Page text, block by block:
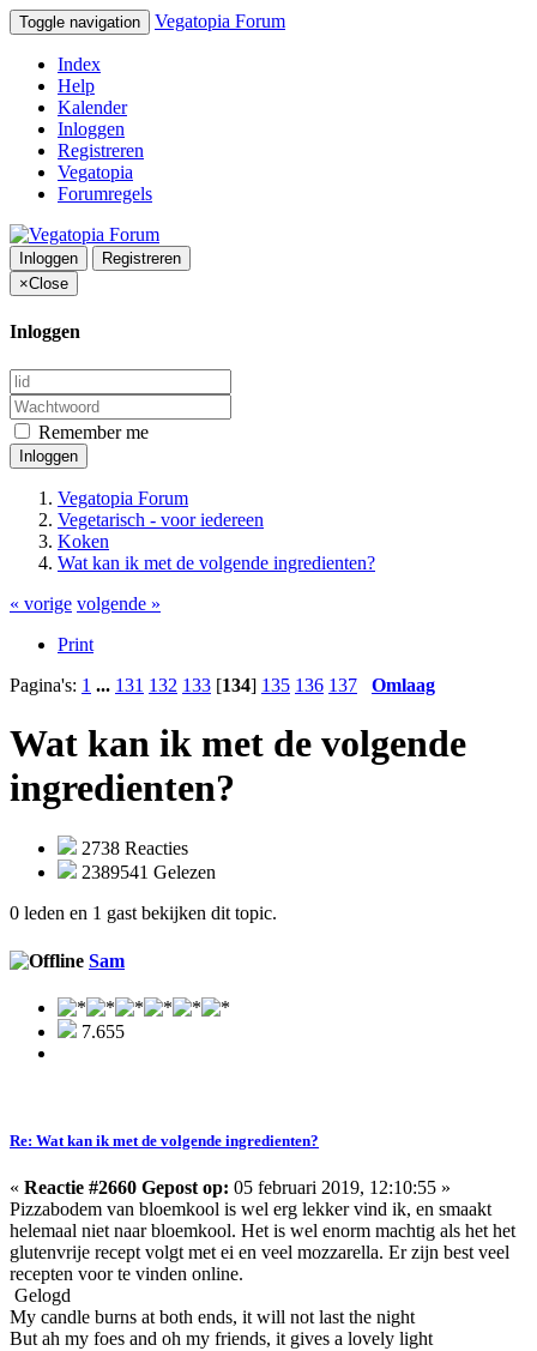
Toggle navigation Vegatopia Forum
Index
Help
Kalender
Inloggen
Registreren
Vegatopia
Forumregels
Inloggen
Registreren
×Close
Inloggen
Remember me
Inloggen
Vegatopia Forum
Vegetarisch - voor iedereen
Koken
Wat kan ik met de volgende ingredienten?
« vorige volgende »
Print
Pagina's: 1 ... 131 132 133 [134] 135 136 137 Omlaag
Wat kan ik met de volgende
ingredienten?
2738 Reacties
2389541 Gelezen
0 leden en 1 gast bekijken dit topic.
Sam
7.655
Re: Wat kan ik met de volgende ingredienten?
« Reactie #2660 Gepost op: 05 februari 2019, 12:10:55 »
Pizzabodem van bloemkool is wel erg lekker vind ik, en smaakt
helemaal niet naar bloemkool. Het is wel enorm machtig als het het
glutenvrije recept volgt met ei en veel mozzarella. Er zijn best veel
recepten voor te vinden online.
Gelogd
My candle burns at both ends, it will not last the night
But ah my foes and oh my friends, it gives a lovely light